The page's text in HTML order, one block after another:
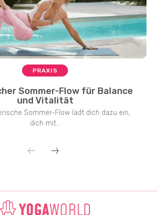
PRAXIS
Sommer-Flow für Balance
und Vitalität
Sommer-Flow lädt dich dazu ein,
dich mit...